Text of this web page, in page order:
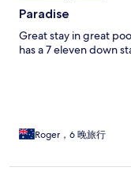
Paradise
Great stay in great
has a 7 eleven down
Roger，6 晚旅行